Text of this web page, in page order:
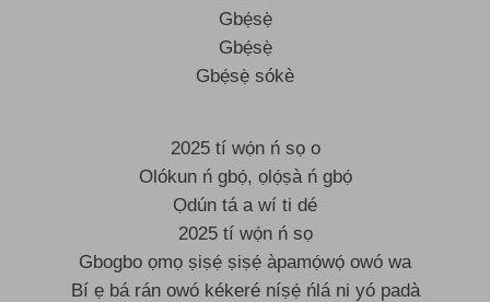
Gbẹ́sẹ̀
Gbẹ́sẹ̀
Gbẹ́sẹ̀ sókè
2025 tí wọ́n ń sọ o
Olókun ń gbọ́, ọlọ́ṣà ń gbọ́
Ọdún tá a wí ti dé
2025 tí wọ́n ń sọ
Gbogbo ọmọ ṣiṣẹ́ ṣiṣẹ́ àpamọ́wọ́ owó wa
Bí ẹ bá rán owó kékeré níṣẹ́ ńlá ni yó padà